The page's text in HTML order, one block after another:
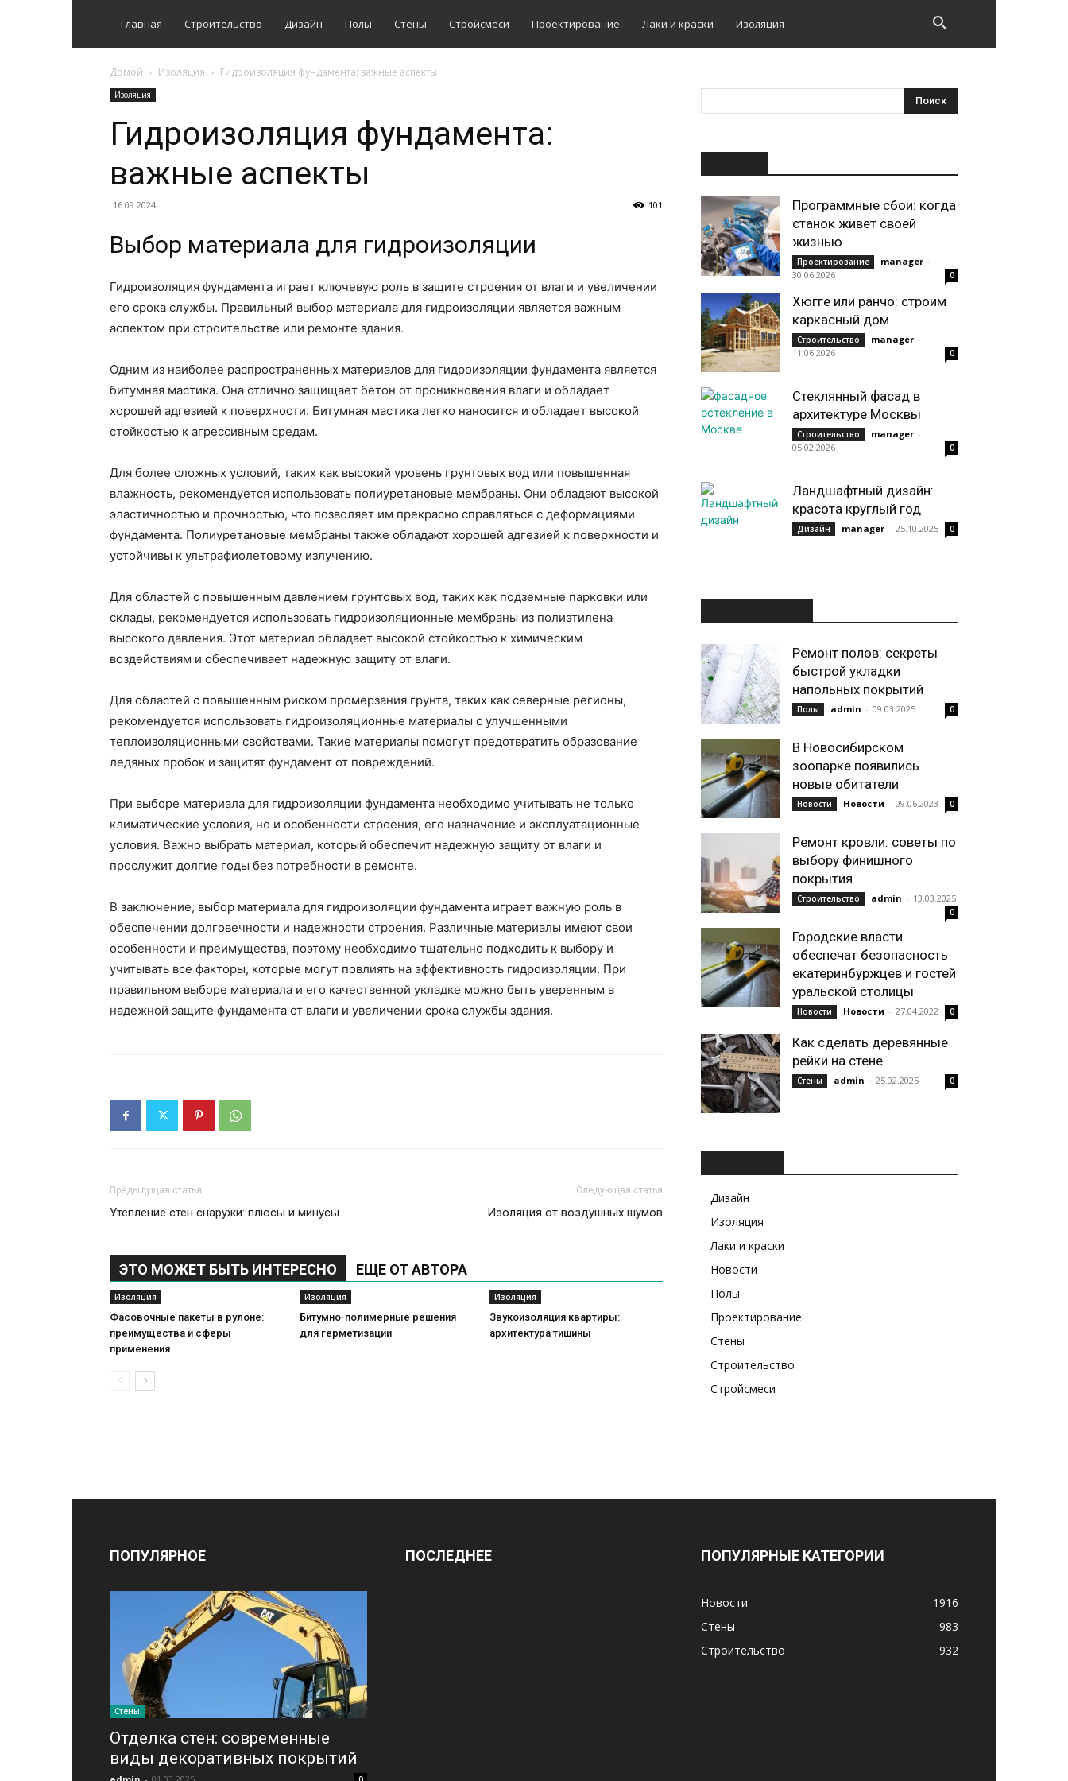
Главная Строительство Дизайн Полы Стены Стройсмеси Проектирование Лаки и краски Изоляция
Домой Изоляция Гидроизоляция фундамента: важные аспекты
Изоляция
Гидроизоляция фундамента:
важные аспекты
16.09.2024 101
Выбор материала для гидроизоляции
Гидроизоляция фундамента играет ключевую роль в защите строения от влаги и увеличении
его срока службы. Правильный выбор материала для гидроизоляции является важным
аспектом при строительстве или ремонте здания.
Одним из наиболее распространенных материалов для гидроизоляции фундамента является
битумная мастика. Она отлично защищает бетон от проникновения влаги и обладает
хорошей адгезией к поверхности. Битумная мастика легко наносится и обладает высокой
стойкостью к агрессивным средам.
Для более сложных условий, таких как высокий уровень грунтовых вод или повышенная
влажность, рекомендуется использовать полиуретановые мембраны. Они обладают высокой
эластичностью и прочностью, что позволяет им прекрасно справляться с деформациями
фундамента. Полиуретановые мембраны также обладают хорошей адгезией к поверхности и
устойчивы к ультрафиолетовому излучению.
Для областей с повышенным давлением грунтовых вод, таких как подземные парковки или
склады, рекомендуется использовать гидроизоляционные мембраны из полиэтилена
высокого давления. Этот материал обладает высокой стойкостью к химическим
воздействиям и обеспечивает надежную защиту от влаги.
Для областей с повышенным риском промерзания грунта, таких как северные регионы,
рекомендуется использовать гидроизоляционные материалы с улучшенными
теплоизоляционными свойствами. Такие материалы помогут предотвратить образование
ледяных пробок и защитят фундамент от повреждений.
При выборе материала для гидроизоляции фундамента необходимо учитывать не только
климатические условия, но и особенности строения, его назначение и эксплуатационные
условия. Важно выбрать материал, который обеспечит надежную защиту от влаги и
прослужит долгие годы без потребности в ремонте.
В заключение, выбор материала для гидроизоляции фундамента играет важную роль в
обеспечении долговечности и надежности строения. Различные материалы имеют свои
особенности и преимущества, поэтому необходимо тщательно подходить к выбору и
учитывать все факторы, которые могут повлиять на эффективность гидроизоляции. При
правильном выборе материала и его качественной укладке можно быть уверенным в
надежной защите фундамента от влаги и увеличении срока службы здания.
Предыдущая статья
Утепление стен снаружи: плюсы и минусы
Следующая статья
Изоляция от воздушных шумов
ЭТО МОЖЕТ БЫТЬ ИНТЕРЕСНО ЕЩЕ ОТ АВТОРА
Изоляция
Фасовочные пакеты в рулоне:
преимущества и сферы
применения
Изоляция
Битумно-полимерные решения
для герметизации
Изоляция
Звукоизоляция квартиры:
архитектура тишины
Программные сбои: когда
станок живет своей
жизнью
Проектирование manager -
30.06.2026
0
Хюгге или ранчо: строим
каркасный дом
Строительство manager -
11.06.2026
0
Стеклянный фасад в
архитектуре Москвы
Строительство manager -
05.02.2026
0
Ландшафтный дизайн:
красота круглый год
Дизайн manager - 25.10.2025 0
Ремонт полов: секреты
быстрой укладки
напольных покрытий
Полы admin - 09.03.2025 0
В Новосибирском
зоопарке появились
новые обитатели
Новости Новости - 09.06.2023 0
Ремонт кровли: советы по
выбору финишного
покрытия
Строительство admin - 13.03.2025
0
Городские власти
обеспечат безопасность
екатеринбуржцев и гостей
уральской столицы
Новости Новости - 27.04.2022 0
Как сделать деревянные
рейки на стене
Стены admin - 25.02.2025 0
Дизайн
Изоляция
Лаки и краски
Новости
Полы
Проектирование
Стены
Строительство
Стройсмеси
ПОПУЛЯРНОЕ
Стены
Отделка стен: современные
виды декоративных покрытий
ПОСЛЕДНЕЕ ПОПУЛЯРНЫЕ КАТЕГОРИИ
Новости
1916
Стены
983
Строительство
932